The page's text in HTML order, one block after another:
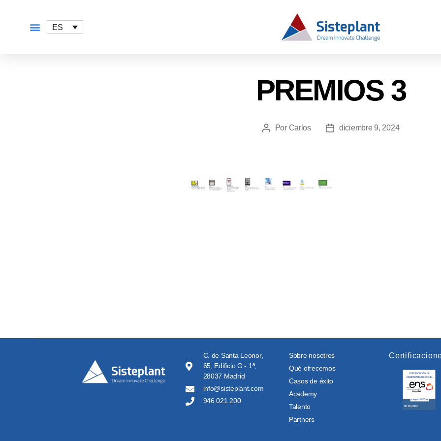
ES
PREMIOS 3
Por Carlos diciembre 9, 2024
C. de Santa Leonor,
65, Edificio G - 1ª,
28037 Madrid
info@sisteplant.com
946 021 200
Sobre nosotros
Qué ofrecemos
Casos de éxito
Academy
Talento
Partners